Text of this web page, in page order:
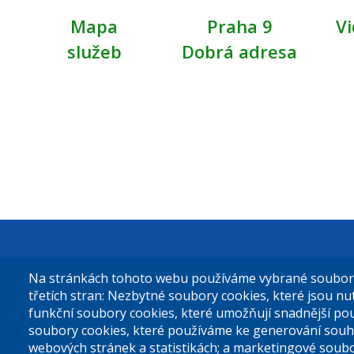
Mapa
služeb
Praha 9
Dobrá adresa
Městská
Sokolovská
180 49
Na stránkách tohoto webu používáme vybrané
třetích stran: Nezbytné soubory cookies, které jsou
funkční soubory cookies, které umožňují snadnější
soubory cookies, které používáme ke generování
webových stránek a statistikách; a marketingové